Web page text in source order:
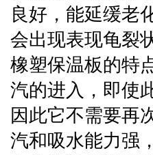
良好，能延缓老
会出现表现龟裂
橡塑保温板的特
汽的进入，即使
因此它不需要再
汽和吸水能力强